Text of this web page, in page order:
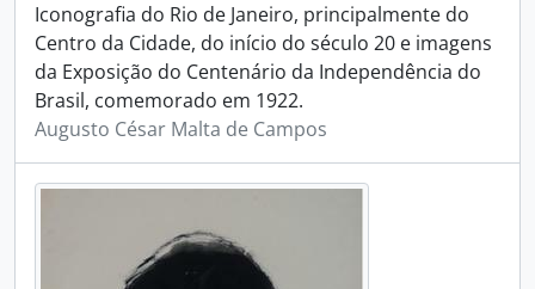
Iconografia do Rio de Janeiro, principalmente do
Centro da Cidade, do início do século 20 e imagens
da Exposição do Centenário da Independência do
Brasil, comemorado em 1922.
Augusto César Malta de Campos